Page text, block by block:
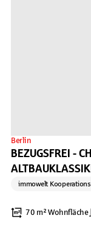
Berlin
BEZUGSFREI -
RUHIGLAGE
immowelt
70 m² Wohnfläche